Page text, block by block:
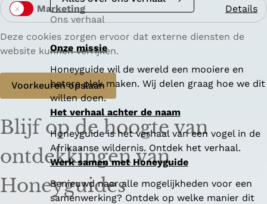
Ons verhaal
Onze missie
Honeyguide wil de wereld een mooiere en
betere plek maken. Wij delen graag hoe we dit
willen doen.
Het verhaal achter de naam
Honeyguide is het verhaal van een vogel in de
Afrikaanse wildernis. Ontdek het verhaal.
Werk samen met Honeyguide
Benieuwd naar alle mogelijkheden voor een
samenwerking? Ontdek op welke manier dit
l
t
h
Marketing
Details
M
a
k
g
Deze cookies zorgen ervoor dat externe diensten de
website kunnen verrijken.
Voorkeuren opslaan
Blijf op de hoogte van
ontdekkingen van
Honeyguides